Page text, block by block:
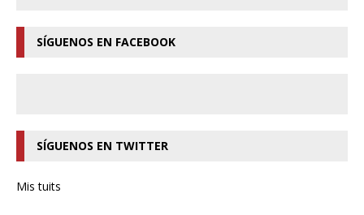
SÍGUENOS EN FACEBOOK
SÍGUENOS EN TWITTER
Mis tuits